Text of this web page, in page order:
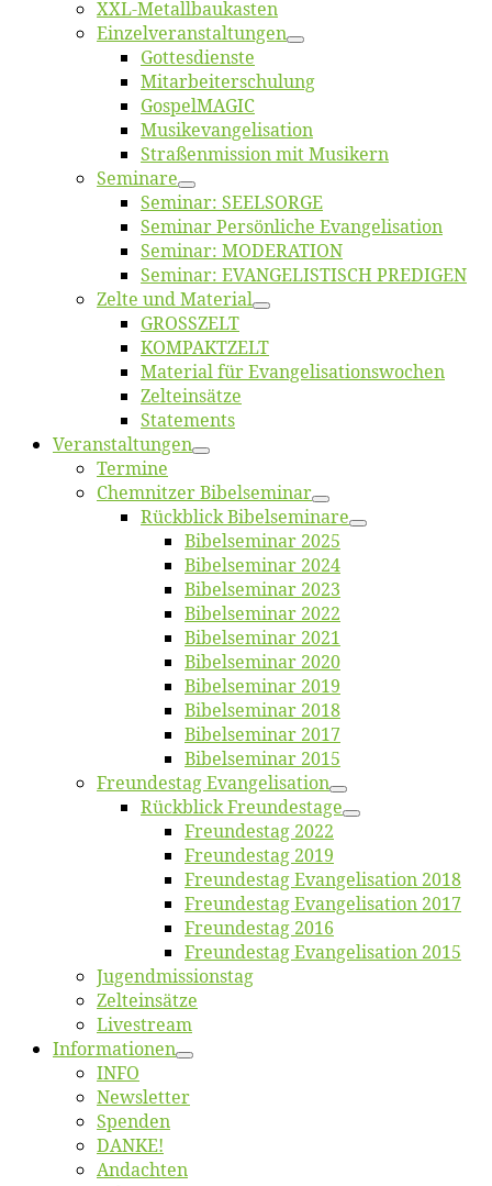
XXL-Me­­tal­l­­bau­­kas­­ten
Einzelver­an­stal­tungen
Got­tes­diens­te
Mitarbeiter­schulung
Gos­pel­MA­GIC
Musikevan­ge­li­sa­tion
Straßenmis­sion mit Musikern
Se­mi­na­re
Se­mi­nar: SEELSORGE
Se­mi­nar Per­sön­li­che Evangelisation
Se­mi­nar: MODERATION
Se­mi­nar: EVANGELISTISCH PREDIGEN
Zel­te und Material
GROSSZELT
KOMPAKTZELT
Ma­te­ri­al für Evangelisationswochen
Zelt­ein­sät­ze
State­ments
Ver­an­stal­tun­gen
Ter­mi­ne
Chemnit­zer Bibelseminar
Rück­blick Bibelseminare
Bi­bel­se­mi­nar 2025
Bi­bel­se­mi­nar 2024
Bi­bel­se­mi­nar 2023
Bi­bel­se­mi­nar 2022
Bi­bel­se­mi­nar 2021
Bi­bel­se­mi­nar 2020
Bi­bel­se­mi­nar 2019
Bi­bel­se­mi­nar 2018
Bibelsemi­nar 2017
Bibelsemi­nar 2015
Freun­des­tag Evangelisation
Rück­blick Freundestage
Freun­des­tag 2022
Freun­des­tag 2019
Freun­des­tag Evan­ge­li­sa­ti­on 2018
Freun­des­tag Evan­ge­li­sa­ti­on 2017
Freun­des­tag 2016
Freun­des­tag Evan­ge­li­sa­ti­on 2015
Jugend­mis­sions­tag
Zelt­ein­sät­ze
Live­stream
Informatio­nen
INFO
News­let­ter
Spen­den
DANKE!
An­dach­ten